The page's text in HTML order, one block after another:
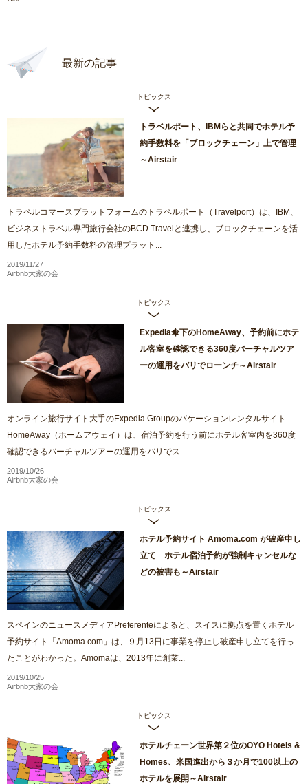
最新の記事
トピックス
トラベルポート、IBMらと共同でホテル予
約手数料を「ブロックチェーン」上で管理
～Airstair
トラベルコマースプラットフォームのトラベルポート（Travelport）は、IBM、
ビジネストラベル専門旅行会社のBCD Travelと連携し、ブロックチェーンを活
用したホテル予約手数料の管理プラット...
2019/11/27
Airbnb大家の会
トピックス
Expedia傘下のHomeAway、予約前にホテ
ル客室を確認できる360度バーチャルツア
ーの運用をバリでローンチ～Airstair
オンライン旅行サイト大手のExpedia Groupのバケーションレンタルサイト
HomeAway（ホームアウェイ）は、宿泊予約を行う前にホテル客室内を360度
確認できるバーチャルツアーの運用をバリでス...
2019/10/26
Airbnb大家の会
トピックス
ホテル予約サイト Amoma.com が破産申し
立て ホテル宿泊予約が強制キャンセルな
どの被害も～Airstair
スペインのニュースメディアPreferenteによると、スイスに拠点を置くホテル
予約サイト「Amoma.com」は、９月13日に事業を停止し破産申し立てを行っ
たことがわかった。Amomaは、2013年に創業...
2019/10/25
Airbnb大家の会
トピックス
ホテルチェーン世界第２位のOYO Hotels &
Homes、米国進出から３か月で100以上の
ホテルを展開～Airstair